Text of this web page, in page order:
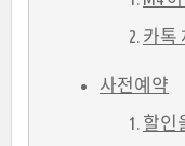
카톡
사전예약
할인